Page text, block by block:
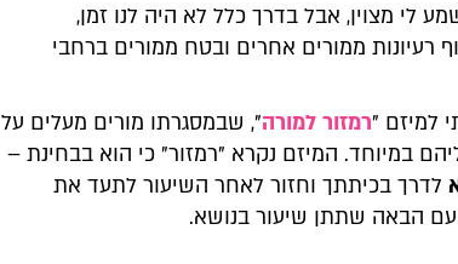
לי מצוין, אבל בדרך כלל לא היה לנו זמן,
ממורים אחרים ובטח ממורים ברחבי
למיזם "רמזור למורה", שבמסגרתו מורים מעלים על
במיוחד. המיזם נקרא "רמזור" כי הוא בבחינת –
לדרך בכיתתך וחזור לאחר השיעור לתעד את
הבאה שתתן שיעור בנושא.